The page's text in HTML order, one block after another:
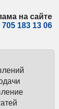
на сайте
705 183 13 06